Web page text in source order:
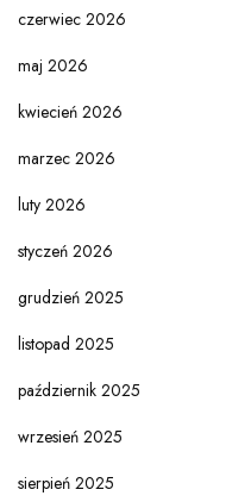
czerwiec 2026
maj 2026
kwiecień 2026
marzec 2026
luty 2026
styczeń 2026
grudzień 2025
listopad 2025
październik 2025
wrzesień 2025
sierpień 2025